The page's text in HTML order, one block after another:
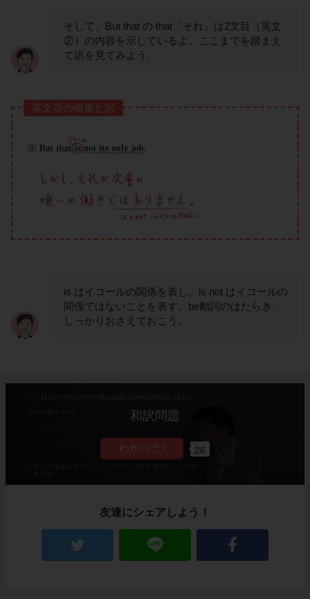
そして、But that の that「それ」は2文目（英文
②）の内容を示しているよ。ここまでを踏まえ
て訳を見てみよう。
英文③の構造と訳
is はイコールの関係を表し、is not はイコールの
関係ではないことを表す。be動詞のはたらき、
しっかりおさえておこう。
和訳問題
26
友達にシェアしよう！